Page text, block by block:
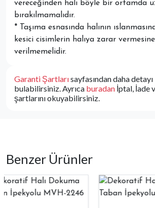
vereceğinden halı böyle bir ortamda
bırakılmamalıdır.
* Taşıma esnasında halının
kesici cisimlerin halıya zarar
verilmemelidir.
Garanti Şartlarısayfasından daha
bulabilirsiniz. Ayrıca buradan İptal, İade
şartlarını okuyabilirsiniz.
Benzer Ürünler